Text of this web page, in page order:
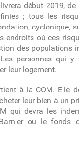
livrera début 2019,
; tous les
cyclonique,
endroits où ces
des populations
personnes qui y
leur logement.
à la COM. Elle
leur bien à un
qui devra les
ou le fonds